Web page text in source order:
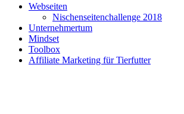
Webseiten
Nischenseitenchallenge 2018
Unternehmertum
Mindset
Toolbox
Affiliate Marketing für Tierfutter